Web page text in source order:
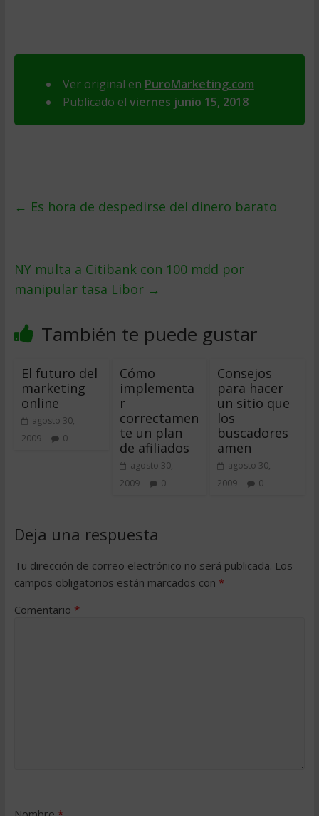
Ver original en PuroMarketing.com
Publicado el viernes junio 15, 2018
← Es hora de despedirse del dinero barato
NY multa a Citibank con 100 mdd por
manipular tasa Libor →
También te puede gustar
El futuro del
marketing
online
agosto 30,
2009
0
Cómo
implementa
r
correctamen
te un plan
de afiliados
agosto 30,
2009
0
Consejos
para hacer
un sitio que
los
buscadores
amen
agosto 30,
2009
0
Deja una respuesta
Tu dirección de correo electrónico no será publicada. Los
campos obligatorios están marcados con *
Comentario *